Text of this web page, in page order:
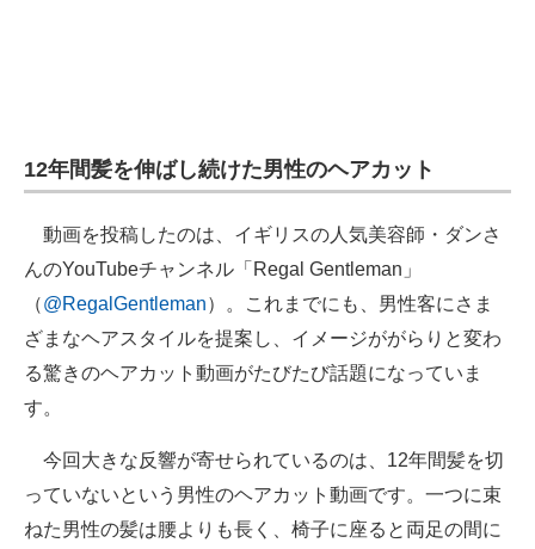
12年間髪を伸ばし続けた男性のヘアカット
動画を投稿したのは、イギリスの人気美容師・ダンさ
んのYouTubeチャンネル「Regal Gentleman」
（@RegalGentleman）。これまでにも、男性客にさま
ざまなヘアスタイルを提案し、イメージががらりと変わ
る驚きのヘアカット動画がたびたび話題になっていま
す。
今回大きな反響が寄せられているのは、12年間髪を切
っていないという男性のヘアカット動画です。一つに束
ねた男性の髪は腰よりも長く、椅子に座ると両足の間に